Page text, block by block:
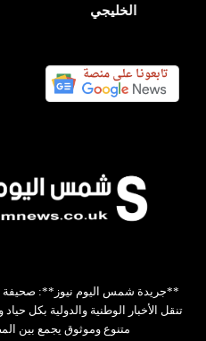
الخليجي
**جريدة شمس اليوم نيوز**: صحيفة
تنقل الأخبار الوطنية والدولية بكل
متنوع وموثوق يجمع بين